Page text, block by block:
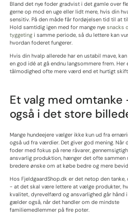
Bland det nye foder gradvist i det gamle over
gerne op mod en uge eller lidt mere, hvis din
sensitiv. På den måde får fordøjelsen tid til at
Hold samtidig igen med for mange nye snacks
tyggeting i samme periode, så du lettere kan
hvordan foderet fungerer.
Hvis din hvalp allerede har en ustabil mave,
en god idé at gå endnu langsommere frem. Her
tålmodighed ofte mere værd end et hurtigt
Et valg med omtanke
også i det store
Mange hundeejere vælger ikke kun ud fra
også ud fra værdier. Det giver god mening. Når
foder med fokus på rene råvarer,
ansvarlig produktion, hænger det ofte sammen
bredere ønske om at købe bedre og mere
Hos FjeldgaardShop.dk er det netop den tanke,
- at det skal være lettere at vælge produkter,
kvalitet, dyrevelfærd og ansvarlighed går hånd i
gælder også, når det handler om de mindste
familiemedlemmer på fire poter.